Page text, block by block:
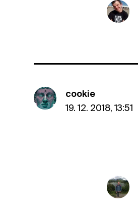
cookie
19. 12. 2018, 13:51